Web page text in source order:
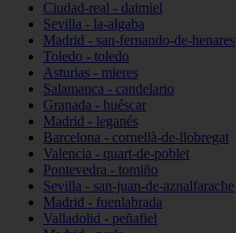
Ciudad-real - daimiel
Sevilla - la-algaba
Madrid - san-fernando-de-henares
Toledo - toledo
Asturias - mieres
Salamanca - candelario
Granada - huéscar
Madrid - leganés
Barcelona - cornellà-de-llobregat
Valencia - quart-de-poblet
Pontevedra - tomiño
Sevilla - san-juan-de-aznalfarache
Madrid - fuenlabrada
Valladolid - peñafiel